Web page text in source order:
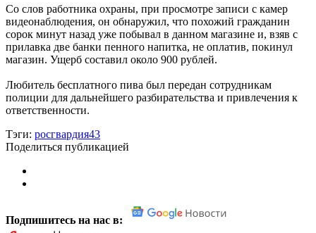
Со слов работника охраны, при просмотре записи с камер
видеонаблюдения, он обнаружил, что похожий гражданин
сорок минут назад уже побывал в данном магазине и, взяв с
прилавка две банки пенного напитка, не оплатив, покинул
магазин. Ущерб составил около 900 рублей.
Любитель бесплатного пива был передан сотрудникам
полиции для дальнейшего разбирательства и привлечения к
ответственности.
Тэги: росгвардия43
Поделиться публикацией
Подпишитесь на нас в: